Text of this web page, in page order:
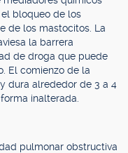
bloqueo de los
de los mastocitos. La
la barrera
de droga que puede
El comienzo de la
dura alrededor de 3 a 4
inalterada.
pulmonar obstructiva